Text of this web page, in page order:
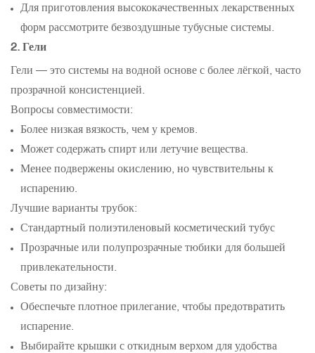
Для приготовления высококачественных лекарственных
форм рассмотрите безвоздушные тубусные системы.
2. Гели
Гели — это системы на водной основе с более лёгкой, часто
прозрачной консистенцией.
Вопросы совместимости:
Более низкая вязкость, чем у кремов.
Может содержать спирт или летучие вещества.
Менее подвержены окислению, но чувствительны к
испарению.
Лучшие варианты трубок:
Стандартный полиэтиленовый косметический тубус
Прозрачные или полупрозрачные тюбики для большей
привлекательности.
Советы по дизайну:
Обеспечьте плотное прилегание, чтобы предотвратить
испарение.
Выбирайте крышки с откидным верхом для удобства